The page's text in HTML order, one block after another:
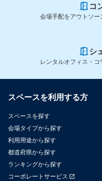
コ
会場手配をアウトソー
シ
レンタルオフィス・
スペースを利用する方
スペースを探す
会場タイプから探す
利用用途から探す
都道府県から探す
ランキングから探す
コーポレートサービス